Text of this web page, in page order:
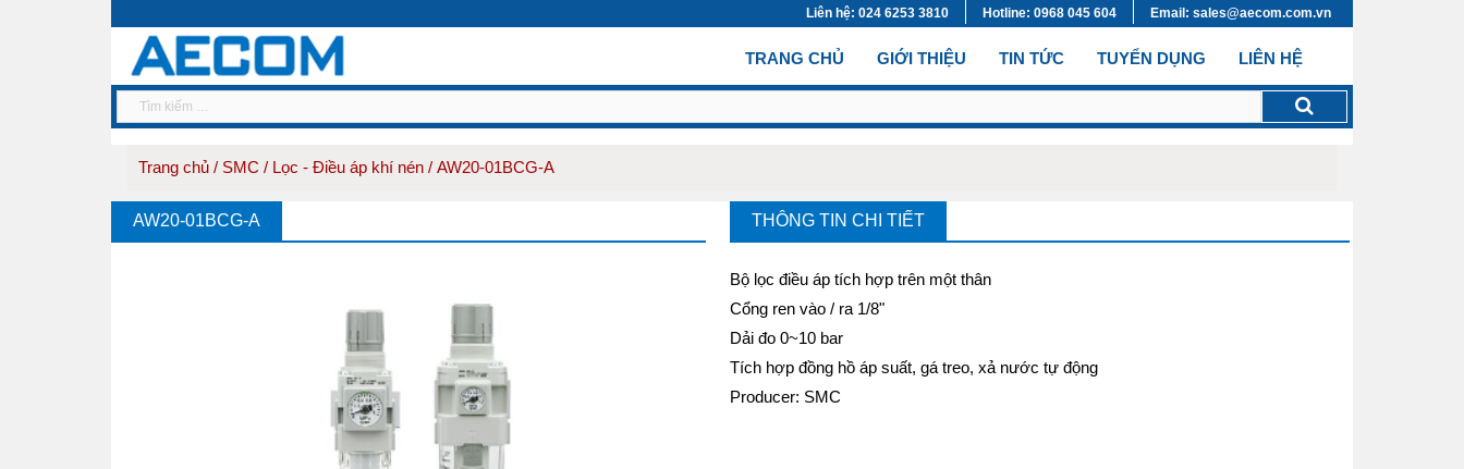
Liên hệ: 024 6253 3810 Hotline: 0968 045 604 Email: sales@aecom.com.vn
TRANG CHỦ (CURRENT)
GIỚI THIỆU TIN TỨC TUYỂN DỤNG LIÊN HỆ
Trang chủ / SMC / Lọc - Điều áp khí nén / AW20-01BCG-A
AW20-01BCG-A THÔNG TIN CHI TIẾT
Bộ lọc điều áp tích hợp trên một thân
Cổng ren vào / ra 1/8"
Dải đo 0~10 bar
Tích hợp đồng hồ áp suất, gá treo, xả nước tự động
Producer: SMC